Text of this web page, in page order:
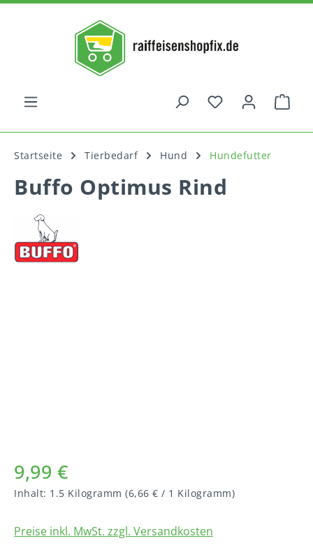
Startseite Tierbedarf Hund Hundefutter
Buffo Optimus Rind
9,99 €
Inhalt: 1.5 Kilogramm (6,66 € / 1 Kilogramm)
Preise inkl. MwSt. zzgl. Versandkosten